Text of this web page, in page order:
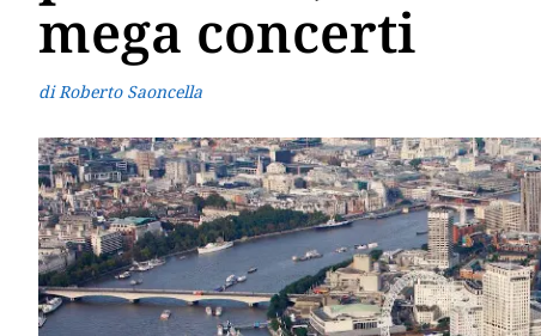
mega concerti
di Roberto Saoncella